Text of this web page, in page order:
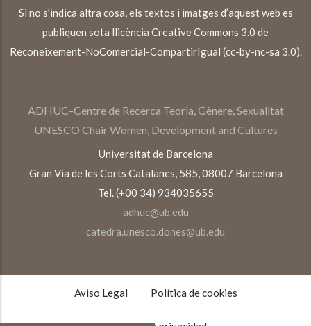
Si no s’indica altra cosa, els textos i imatges d’aquest web es
publiquen sota llicència Creative Commons 3.0 de
Reconeixement-NoComercial-CompartirIgual (cc-by-nc-sa 3.0).
ADHUC–Centre de Recerca Teoria, Gènere, Sexualitat
UNESCO Chair Women, Development and Cultures
Universitat de Barcelona
Gran Via de les Corts Catalanes, 585, 08007 Barcelona
Tel. (+00 34) 934035655
adhuc@ub.edu
catedra.unesco.dones@ub.edu
TEXTOS
Aviso Legal Política de cookies